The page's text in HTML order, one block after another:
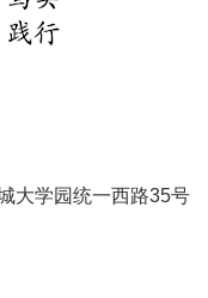
大学园统一西路35号